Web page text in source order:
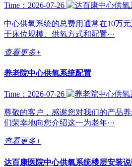
Time：2026-07-26
中心供氧系统的总费用通常在10万
于床位规模、供氧方式和配置···
查看更多+
养老院中心供氧系统配置
Time：2026-07-26
尊敬的客户，感谢您对我们的产品
们荣幸地向您介绍这一为老年···
查看更多+
达百康医院中心供氧系统楼层安装说